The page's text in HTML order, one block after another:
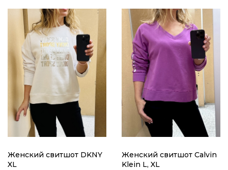
Женский свитшот DKNY
XL
Женский свитшот Calvin
Klein L, XL